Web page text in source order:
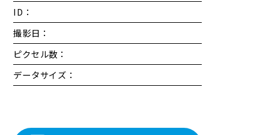
ID：
撮影日：
ピクセル数：
データサイズ：